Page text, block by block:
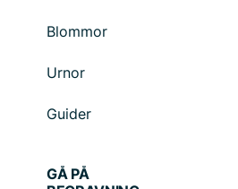
Blommor
Urnor
Guider
GÅ PÅ